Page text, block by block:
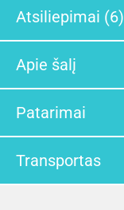
Atsiliepimai (6)
Apie šalį
Patarimai
Transportas